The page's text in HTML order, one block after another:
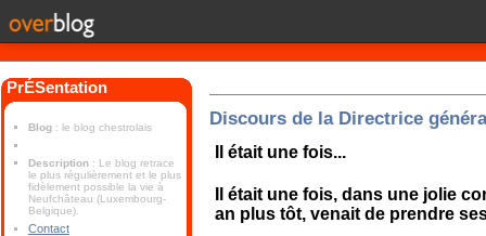
PrÉSentation
Blog : le blog chestrolais
Description : Le blog retrace
le plus régulièrement et le plus
fidèlement possible la vie à
Neufchâteau (Luxembourg-
Belgique).
Contact
Discours de la Directrice
Il était une fois...
Il était une fois, dans une jolie
an plus tôt, venait de prendre